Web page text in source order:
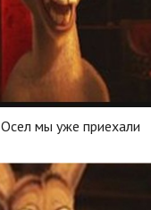
Осел мы уже приехали